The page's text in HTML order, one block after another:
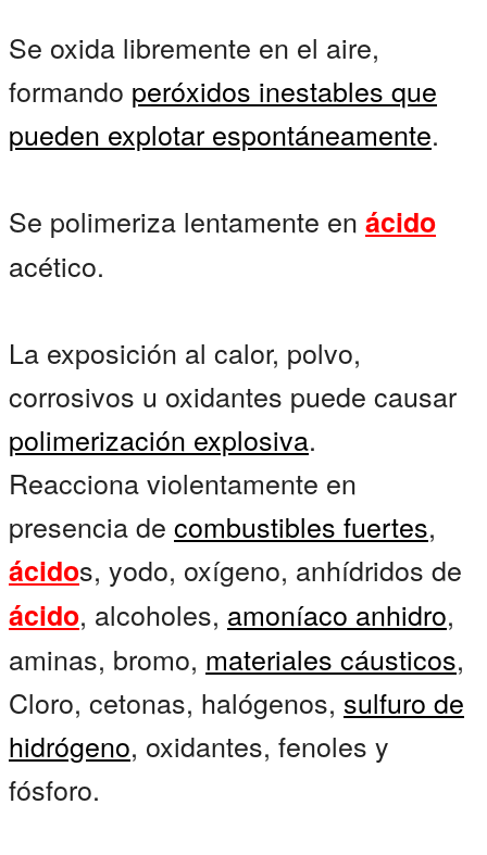
Se oxida libremente en el aire,
formando peróxidos inestables que
pueden explotar espontáneamente.
Se polimeriza lentamente en ácido
acético.
La exposición al calor, polvo,
corrosivos u oxidantes puede causar
polimerización explosiva.
Reacciona violentamente en
presencia de combustibles fuertes,
ácidos, yodo, oxígeno, anhídridos de
ácido, alcoholes, amoníaco anhidro,
aminas, bromo, materiales cáusticos,
Cloro, cetonas, halógenos, sulfuro de
hidrógeno, oxidantes, fenoles y
fósforo.